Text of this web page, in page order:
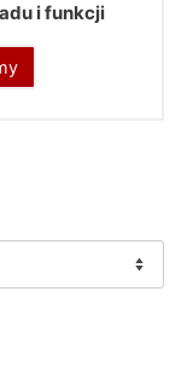
i funkcji